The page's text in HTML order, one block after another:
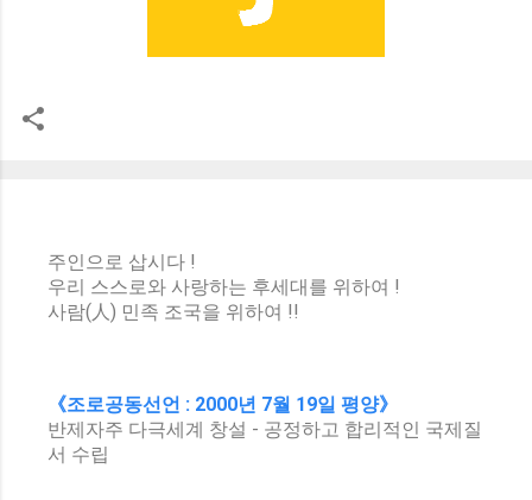
주인으로 삽시다 !
우리 스스로와 사랑하는 후세대를 위하여 !
사람(人) 민족 조국을 위하여 !!
《조로공동선언 : 2000년 7월 19일 평양》
반제자주 다극세계 창설 - 공정하고 합리적인 국제질
서 수립